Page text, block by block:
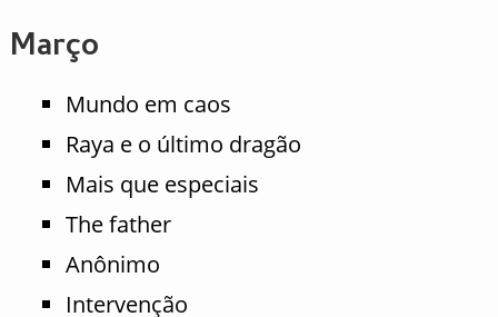
Março
Mundo em caos
Raya e o último dragão
Mais que especiais
The father
Anônimo
Intervenção